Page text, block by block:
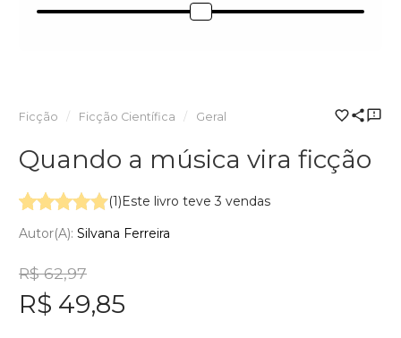
Ficção Ficção Científica Geral
Quando a música vira ficção
(1)Este livro teve 3 vendas
Autor(a): Silvana Ferreira
R$ 62,97
R$ 49,85